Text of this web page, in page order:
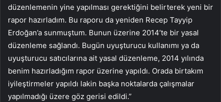
düzenlemenin yine yapılması gerektiğini belirterek yeni bir
rapor hazırladım. Bu raporu da yeniden Recep Tayyip
Erdoğan’a sunmuştum. Bunun üzerine 2014’te bir yasal
düzenleme sağlandı. Bugün uyuşturucu kullanımı ya da
uyuşturucu satıcılarına ait yasal düzenleme, 2014 yılında
benim hazırladığım rapor üzerine yapıldı. Orada birtakım
iyileştirmeler yapıldı lakin başka noktalarda çalışmalar
yapılmadığı üzere göz gerisi edildi.”